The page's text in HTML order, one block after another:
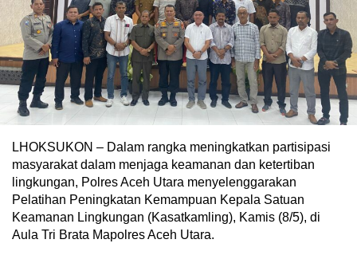
LHOKSUKON – Dalam rangka meningkatkan partisipasi
masyarakat dalam menjaga keamanan dan ketertiban
lingkungan, Polres Aceh Utara menyelenggarakan
Pelatihan Peningkatan Kemampuan Kepala Satuan
Keamanan Lingkungan (Kasatkamling), Kamis (8/5), di
Aula Tri Brata Mapolres Aceh Utara.